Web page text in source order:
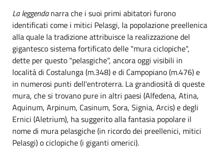
La leggendanarra che i suoi primi abitatori furono
identificati come i mitici Pelasgi, la popolazione preellenica
alla quale la tradizione attribuisce la realizzazione del
gigantesco sistema fortificato delle "mura ciclopiche",
dette per questo "pelasgiche", ancora oggi visibili in
località di Costalunga (m.348) e di Campopiano (m.476) e
in numerosi punti dell'entroterra. La grandiosità di queste
mura, che si trovano pure in altri paesi (Alfedena, Atina,
Aquinum, Arpinum, Casinum, Sora, Signia, Arcis) e degli
Ernici (Aletrium), ha suggerito alla fantasia popolare il
nome di mura pelasgiche (in ricordo dei preellenici, mitici
Pelasgi) o ciclopiche (i giganti omerici).